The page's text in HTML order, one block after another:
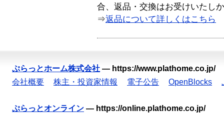
合、返品・交換はお受けいたし
⇒返品について詳しくはこちら
ぷらっとホーム株式会社 — https://www.plathome.co.jp/
会社概要
株主・投資家情報 電子公告 OpenBlocks
ぷらっとオンライン — https://online.plathome.co.jp/